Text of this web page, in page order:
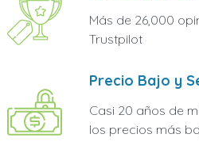
Más de 26,000
Trustpilot
Precio Bajo y
Casi 20 años de
los precios más